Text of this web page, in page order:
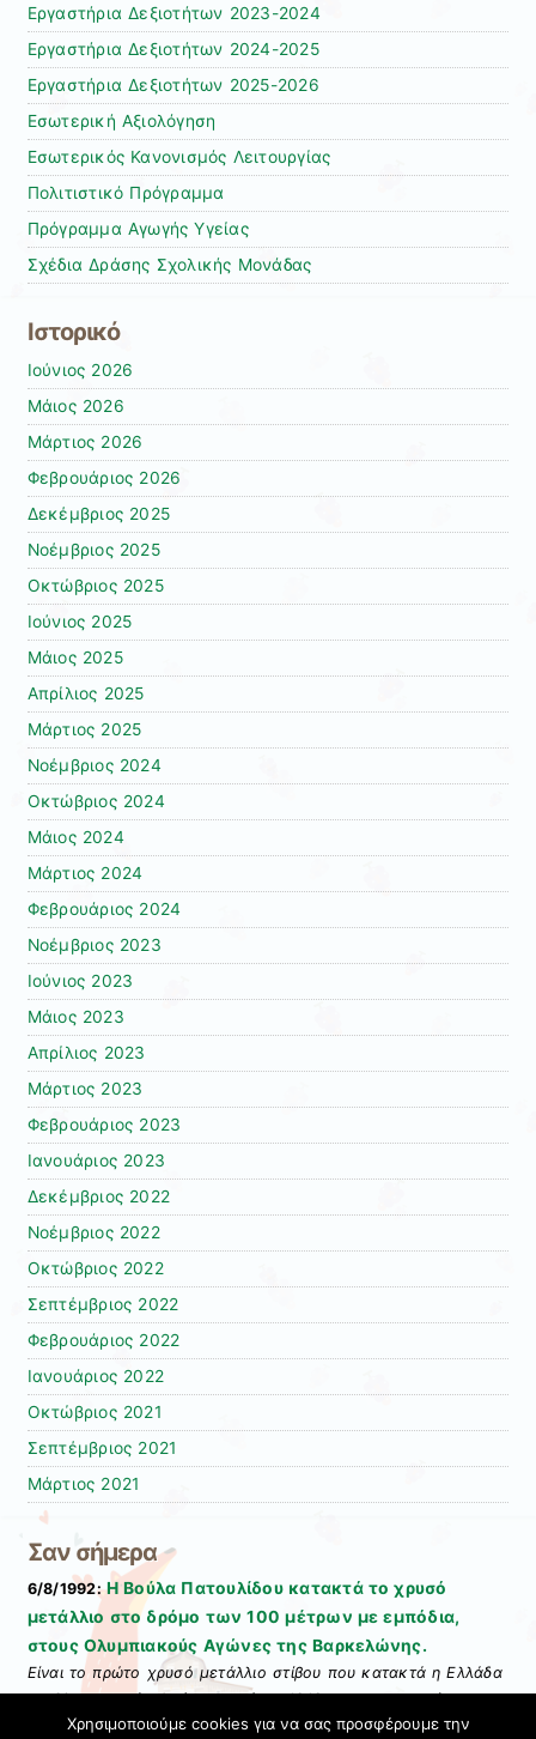
Εργαστήρια Δεξιοτήτων 2023-2024
Εργαστήρια Δεξιοτήτων 2024-2025
Εργαστήρια Δεξιοτήτων 2025-2026
Εσωτερική Αξιολόγηση
Εσωτερικός Κανονισμός Λειτουργίας
Πολιτιστικό Πρόγραμμα
Πρόγραμμα Αγωγής Υγείας
Σχέδια Δράσης Σχολικής Μονάδας
Ιστορικό
Ιούνιος 2026
Μάιος 2026
Μάρτιος 2026
Φεβρουάριος 2026
Δεκέμβριος 2025
Νοέμβριος 2025
Οκτώβριος 2025
Ιούνιος 2025
Μάιος 2025
Απρίλιος 2025
Μάρτιος 2025
Νοέμβριος 2024
Οκτώβριος 2024
Μάιος 2024
Μάρτιος 2024
Φεβρουάριος 2024
Νοέμβριος 2023
Ιούνιος 2023
Μάιος 2023
Απρίλιος 2023
Μάρτιος 2023
Φεβρουάριος 2023
Ιανουάριος 2023
Δεκέμβριος 2022
Νοέμβριος 2022
Οκτώβριος 2022
Σεπτέμβριος 2022
Φεβρουάριος 2022
Ιανουάριος 2022
Οκτώβριος 2021
Σεπτέμβριος 2021
Μάρτιος 2021
Σαν σήμερα
6/8/1992:Η Βούλα Πατουλίδου κατακτά το χρυσό
μετάλλιο στο δρόμο των 100 μέτρων με εμπόδια,
στους Ολυμπιακούς Αγώνες της Βαρκελώνης.
Είναι το πρώτο χρυσό μετάλλιο στίβου που κατακτά η Ελλάδα
σε Ολυμπιακούς Αγώνες μετά το 1912 και την επιτυχία του
Κώστα Τσικλητήρα στο άλμα εις μήκος άνευ φόρας.
Χρησιμοποιούμε cookies για να σας προσφέρουμε την